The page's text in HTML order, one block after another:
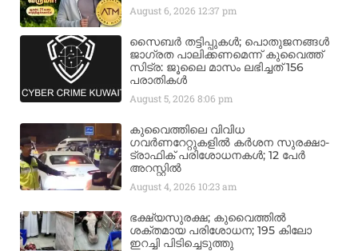
August 6, 2026 12:37 pm
സൈബർ തട്ടിപ്പുകൾ; പൊതുജനങ്ങൾ
ജാഗ്രത പാലിക്കണമെന്ന് കുവൈത്ത്
സിട്ര: ജൂലൈ മാസം ലഭിച്ചത് 156
പരാതികൾ
August 5, 20268:06 pm
കുവൈത്തിലെ വിവിധ
ഗവർണറേറ്റുകളിൽ കർശന സുരക്ഷാ-
ട്രാഫിക് പരിശോധനകൾ; 12 പേർ
അറസ്റ്റിൽ
August 4, 2026 10:23 am
ഭക്ഷ്യസുരക്ഷ; കുവൈത്തിൽ
ശക്തമായ പരിശോധന; 195 കിലോ
ഇറച്ചി പിടിച്ചെടുത്തു